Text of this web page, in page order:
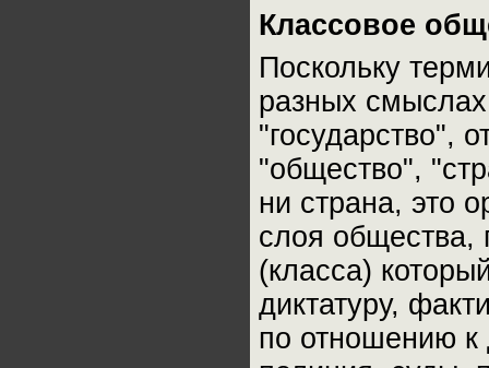
Классовое
Поскольку
разных
"государство",
"общество",
ни страна, это
слоя общества,
(класса)
диктатуру,
по отношению